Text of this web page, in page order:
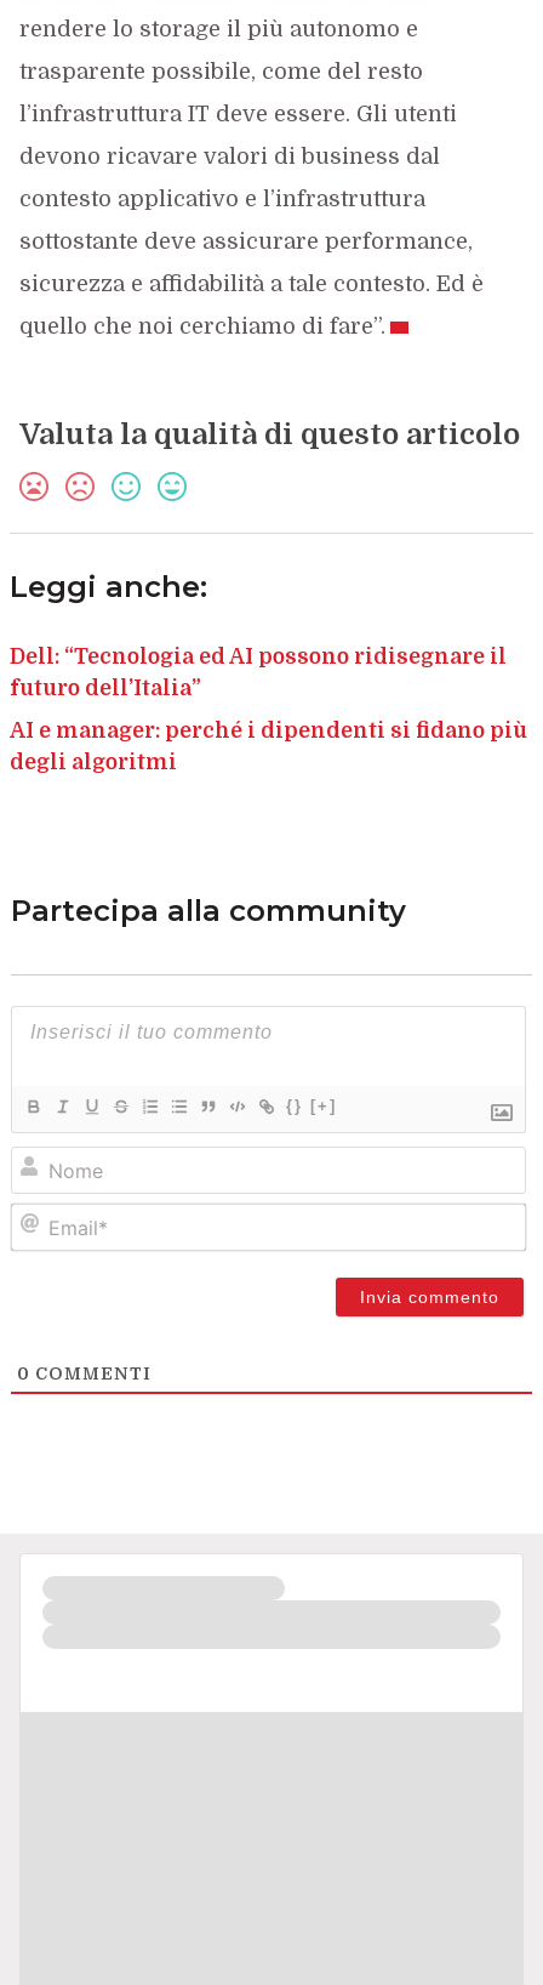
rendere lo storage il più autonomo e
trasparente possibile, come del resto
l’infrastruttura IT deve essere. Gli utenti
devono ricavare valori di business dal
contesto applicativo e l’infrastruttura
sottostante deve assicurare performance,
sicurezza e affidabilità a tale contesto. Ed è
quello che noi cerchiamo di fare”.
Valuta la qualità di questo articolo
Leggi anche:
Dell: “Tecnologia ed AI possono ridisegnare il
futuro dell’Italia”
AI e manager: perché i dipendenti si fidano più
degli algoritmi
Partecipa alla community
{} [+]
0 COMMENTI